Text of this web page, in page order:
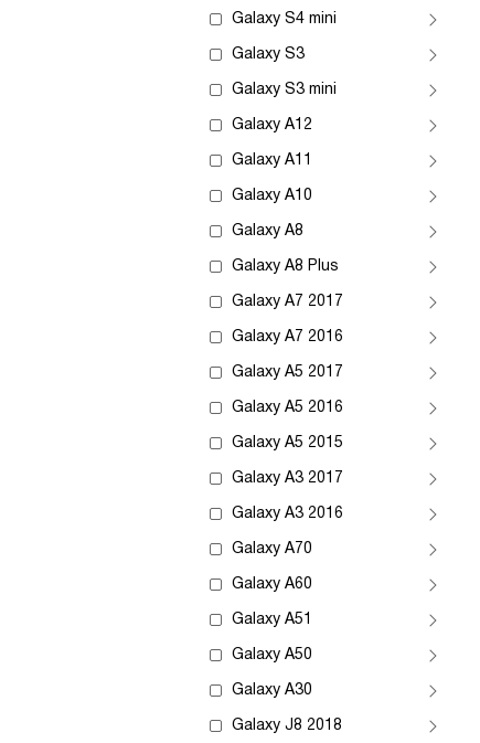
Galaxy S4 mini
Galaxy S3
Galaxy S3 mini
Galaxy A12
Galaxy A11
Galaxy A10
Galaxy A8
Galaxy A8 Plus
Galaxy A7 2017
Galaxy A7 2016
Galaxy A5 2017
Galaxy A5 2016
Galaxy A5 2015
Galaxy A3 2017
Galaxy A3 2016
Galaxy A70
Galaxy A60
Galaxy A51
Galaxy A50
Galaxy A30
Galaxy J8 2018